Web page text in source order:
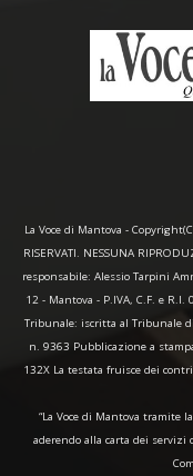
La Voce di Mantova -
RISERVATI. NESSUNA
responsabile: Alessio Tarpini
12 - Mantova - P.IVA, C.F. e
Tribunale: iscritta al Tribunale
n. 9363 Pubblicazione a
132X La testata fruisce dei
“La Voce di Mantova tramite
aderendo alla carta dei servizi